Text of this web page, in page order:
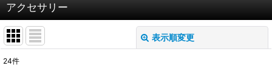
アクセサリー
表示順変更
24件